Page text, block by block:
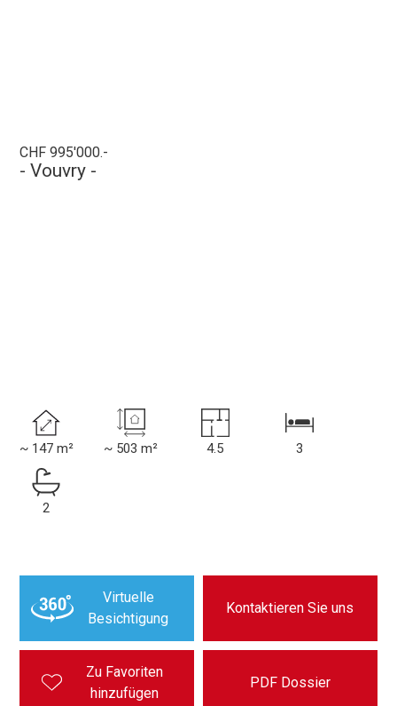
CHF 995'000.-
- Vouvry -
~ 147 m² ~ 503 m² 4.5 3
2
Virtuelle
Besichtigung
Kontaktieren Sie uns
Zu Favoriten
hinzufügen
PDF Dossier